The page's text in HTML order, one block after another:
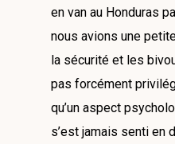
en van au Honduras
nous avions une
la sécurité et les
pas forcément
qu’un aspect
s’est jamais senti en